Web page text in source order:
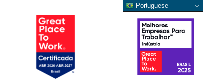
Portuguese